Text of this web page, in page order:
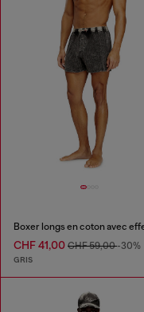
CHF 41,00 CHF 59,00-30%
GRIS